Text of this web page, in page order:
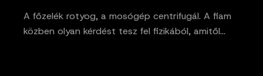
A főzelék rotyog, a mosógép centrifugál. A fiam
közben olyan kérdést tesz fel fizikából, amitől…